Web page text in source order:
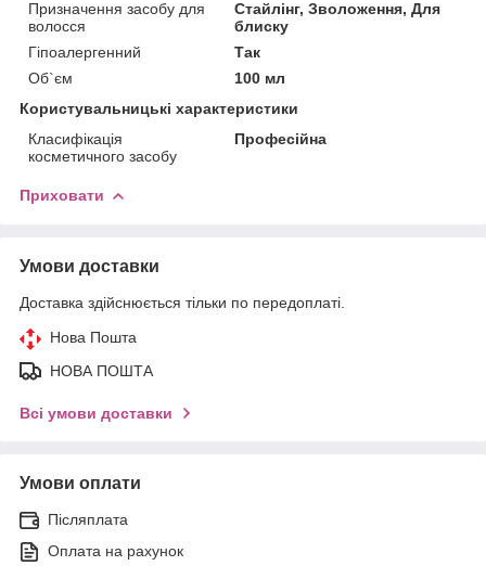
Призначення засобу для
волосся
Стайлінг, Зволоження, Для
блиску
Гіпоалергенний
Так
Об`єм
100 мл
Користувальницькі характеристики
Класифікація
косметичного засобу
Професійна
Приховати
Умови доставки
Доставка здійснюється тільки по передоплаті.
Нова Пошта
НОВА ПОШТА
Всі умови доставки
Умови оплати
Післяплата
Оплата на рахунок